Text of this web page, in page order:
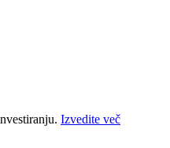
Izvedite več